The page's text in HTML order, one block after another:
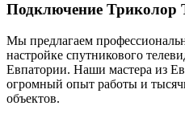
Подключение Триколор
Мы предлагаем
настройке спутникового
Евпатории. Наши мастера из
огромный опыт работы и
объектов.